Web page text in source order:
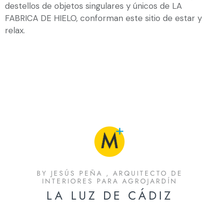
destellos de objetos singulares y únicos de LA
FABRICA DE HIELO, conforman este sitio de estar y
relax.
BY JESÚS PEÑA , ARQUITECTO DE
INTERIORES PARA AGROJARDÍN
LA LUZ DE CÁDIZ